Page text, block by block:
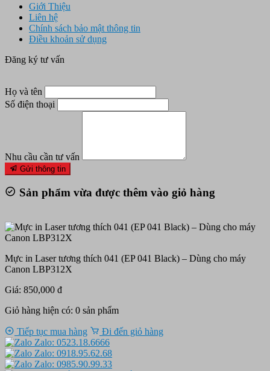
Giới Thiệu
Liên hệ
Chính sách bảo mật thông tin
Điều khoản sử dụng
Đăng ký tư vấn
Họ và tên
Số điện thoại
Nhu cầu cần tư vấn
Gửi thông tin
Sản phẩm vừa được thêm vào giỏ hàng
Mực in Laser tương thích 041 (EP 041 Black) – Dùng cho máy
Canon LBP312X
Giá: 850,000 đ
Giỏ hàng hiện có: 0 sản phẩm
Tiếp tục mua hàng
Đi đến giỏ hàng
Zalo: 0523.18.6666
Zalo: 0918.95.62.68
Zalo: 0985.90.99.33